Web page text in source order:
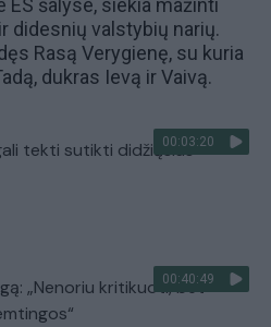
šalyse, siekia mažinti
didesnių valstybių narių.
Rasą Verygienę, su kuria
dukras Ievą ir Vaivą.
00:03:20
tekti sutikti didžiąsias
00:40:49
„Nenoriu kritikuoti, bet